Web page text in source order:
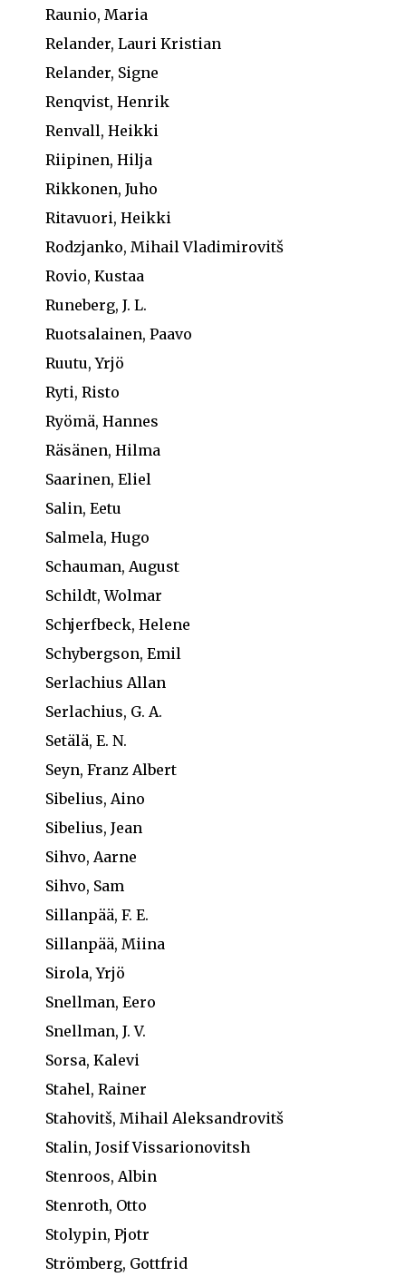
Raunio, Maria
Relander, Lauri Kristian
Relander, Signe
Renqvist, Henrik
Renvall, Heikki
Riipinen, Hilja
Rikkonen, Juho
Ritavuori, Heikki
Rodzjanko, Mihail Vladimirovitš
Rovio, Kustaa
Runeberg, J. L.
Ruotsalainen, Paavo
Ruutu, Yrjö
Ryti, Risto
Ryömä, Hannes
Räsänen, Hilma
Saarinen, Eliel
Salin, Eetu
Salmela, Hugo
Schauman, August
Schildt, Wolmar
Schjerfbeck, Helene
Schybergson, Emil
Serlachius Allan
Serlachius, G. A.
Setälä, E. N.
Seyn, Franz Albert
Sibelius, Aino
Sibelius, Jean
Sihvo, Aarne
Sihvo, Sam
Sillanpää, F. E.
Sillanpää, Miina
Sirola, Yrjö
Snellman, Eero
Snellman, J. V.
Sorsa, Kalevi
Stahel, Rainer
Stahovitš, Mihail Aleksandrovitš
Stalin, Josif Vissarionovitsh
Stenroos, Albin
Stenroth, Otto
Stolypin, Pjotr
Strömberg, Gottfrid